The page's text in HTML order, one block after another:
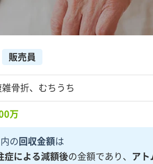
販売員
骨折、むちうち
万
の 回収金額は
症による減額後の金額であり、
アト